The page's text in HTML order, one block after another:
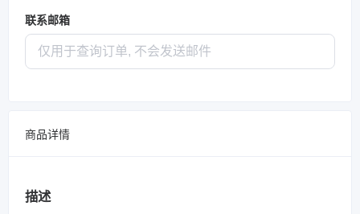
联系邮箱
商品详情
描述